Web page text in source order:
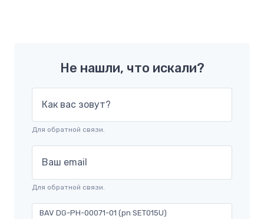
Не нашли, что искали?
Как вас зовут?
Для обратной связи.
Ваш email
Для обратной связи.